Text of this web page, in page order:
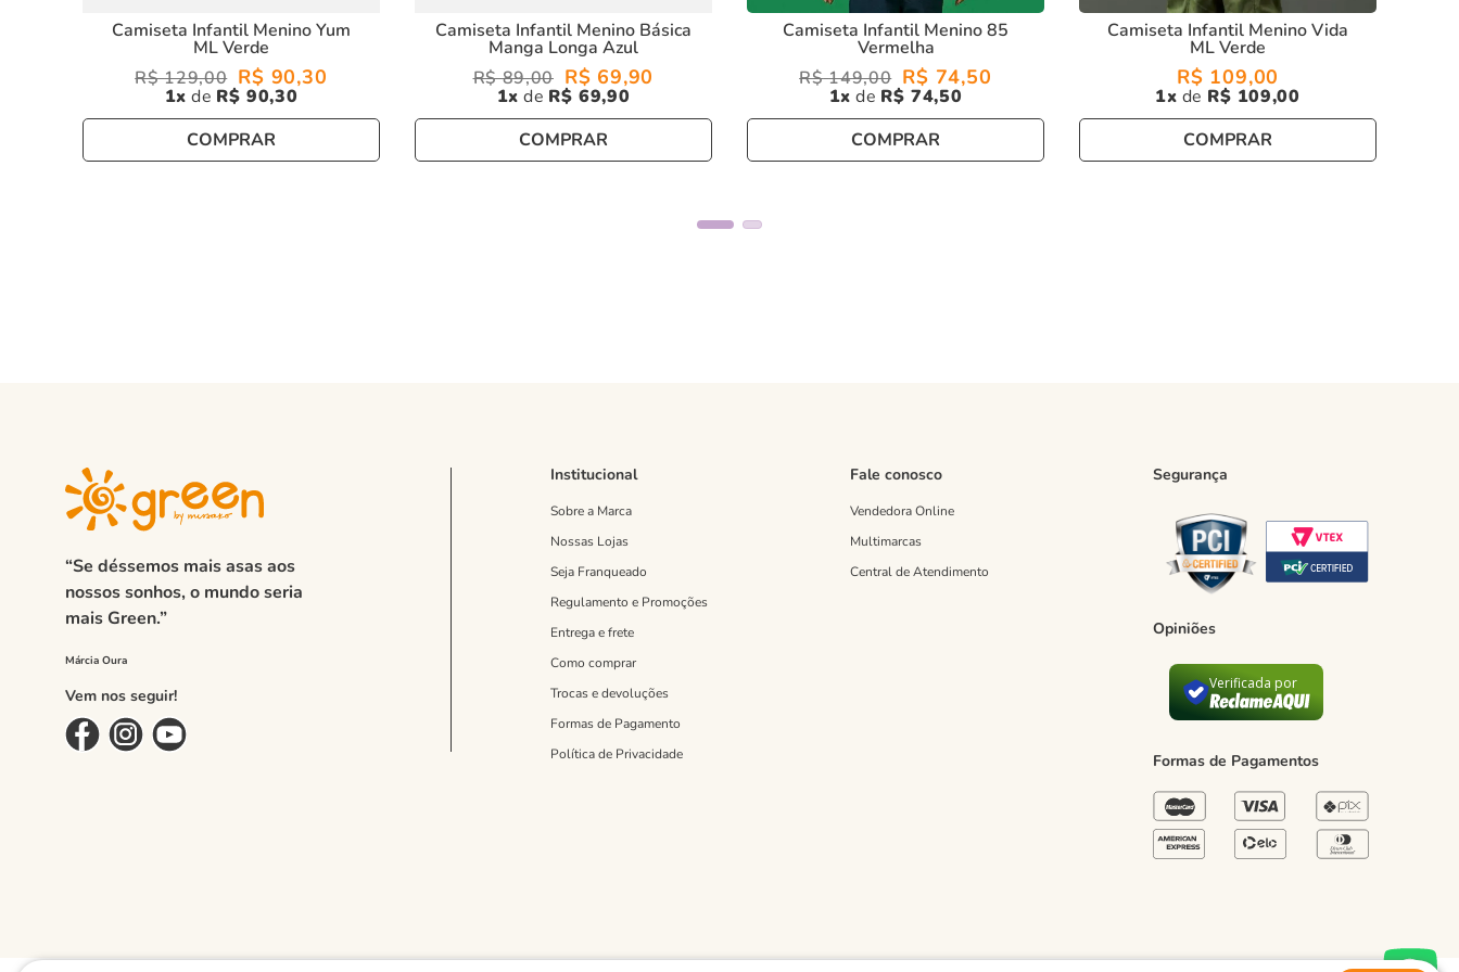
Camiseta Infantil Menino Yum
ML Verde
R$ 129,00 R$ 90,30
1 R$ 90,30
COMPRAR
Camiseta Infantil Menino Básica
Manga Longa Azul
R$ 89,00 R$ 69,90
1 R$ 69,90
COMPRAR
Camiseta Infantil Menino 85
Vermelha
R$ 149,00 R$ 74,50
1 R$ 74,50
COMPRAR
Camiseta Infantil Menino Vida
ML Verde
R$ 109,00
1 R$ 109,00
COMPRAR
“Se déssemos mais asas aos
nossos sonhos, o mundo seria
mais Green.”
Vem nos seguir!
Institucional
Sobre a Marca
Nossas Lojas
Seja Franqueado
Regulamento e Promoções
Entrega e frete
Como comprar
Trocas e devoluções
Formas de Pagamento
Política de Privacidade
Fale conosco
Vendedora Online
Multimarcas
Central de Atendimento
Segurança
Opiniões
Verificada por
Formas de Pagamentos